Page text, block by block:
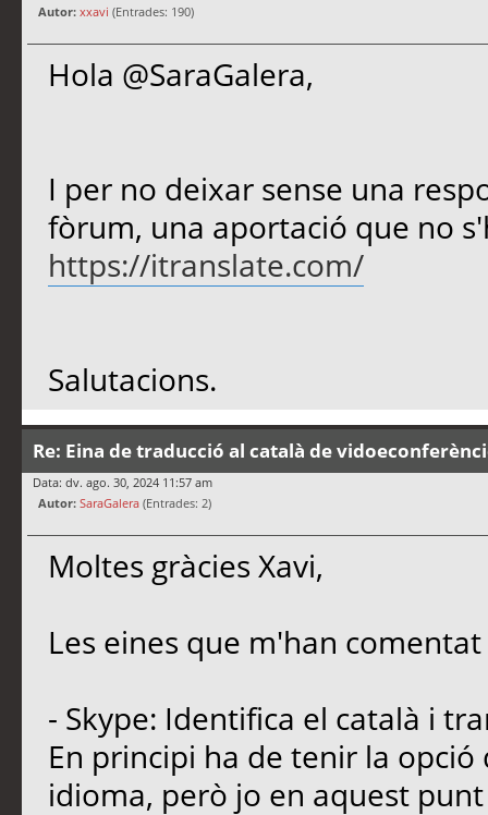
Autor: xxavi (Entrades: 190)
Hola @SaraGalera,
I per no deixar sense una
fòrum, una aportació que no
https://itranslate.com/
Salutacions.
Re: Eina de traducció al català de
Data: dv. ago. 30, 2024 11:57 am
Autor: SaraGalera (Entrades: 2)
Moltes gràcies Xavi,
Les eines que m'han
- Skype: Identifica el català i
En principi ha de tenir la
idioma, però jo en aquest